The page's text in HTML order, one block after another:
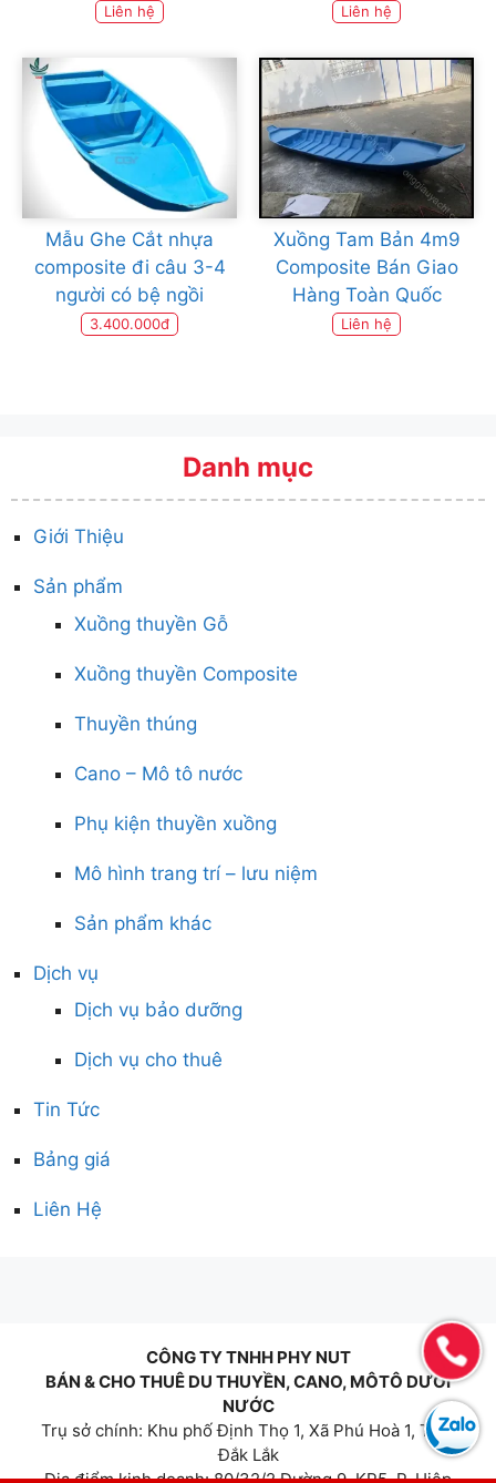
Liên hệ Liên hệ
Mẫu Ghe Cắt nhựa
composite đi câu 3-4
người có bệ ngồi
3.400.000đ
Xuồng Tam Bản 4m9
Composite Bán Giao
Hàng Toàn Quốc
Liên hệ
Danh mục
Giới Thiệu
Sản phẩm
Xuồng thuyền Gỗ
Xuồng thuyền Composite
Thuyền thúng
Cano – Mô tô nước
Phụ kiện thuyền xuồng
Mô hình trang trí – lưu niệm
Sản phẩm khác
Dịch vụ
Dịch vụ bảo dưỡng
Dịch vụ cho thuê
Tin Tức
Bảng giá
Liên Hệ
CÔNG TY TNHH PHY NUT
BÁN & CHO THUÊ DU THUYỀN, CANO, MÔTÔ DƯỚI
NƯỚC
Trụ sở chính: Khu phố Định Thọ 1, Xã Phú Hoà 1, Tỉnh
Đắk Lắk